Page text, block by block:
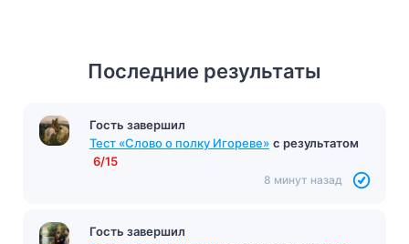
Последние результаты
Гость завершил
Тест «Тарас Бульба» с результатом 13/16
Гость завершил
Тест «Слово о полку Игореве» с результатом
6/15
8 минут назад
Гость завершил